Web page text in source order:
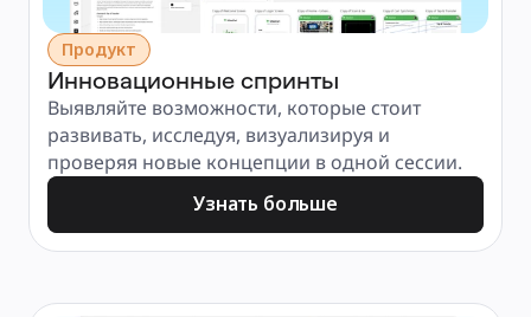
Продукт
Инновационные спринты
Выявляйте возможности, которые стоит
развивать, исследуя, визуализируя и
проверяя новые концепции в одной сессии.
Узнать больше